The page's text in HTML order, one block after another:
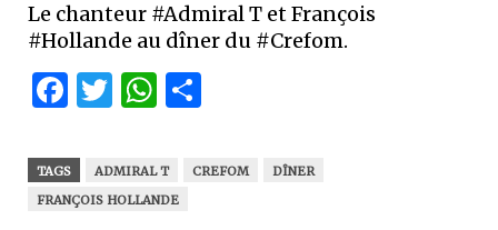
Le chanteur #Admiral T et François
#Hollande au dîner du #Crefom.
Facebook
Twitter
WhatsApp
TAGS ADMIRAL T CREFOM
DÎNER
FRANÇOIS HOLLANDE